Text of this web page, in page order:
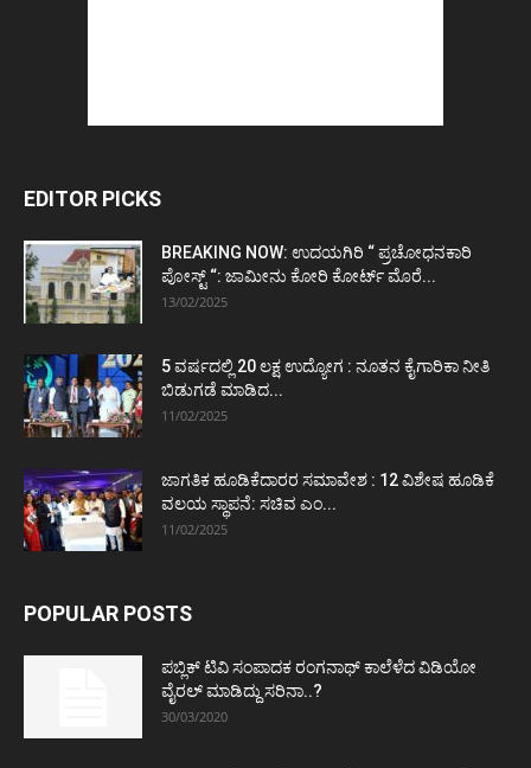
EDITOR PICKS
BREAKING NOW: ಉದಯಗಿರಿ “ ಪ್ರಚೋಧನಕಾರಿ
ಪೋಸ್ಟ್‌ “: ಜಾಮೀನು ಕೋರಿ ಕೋರ್ಟ್‌ ಮೊರೆ...
13/02/2025
5 ವರ್ಷದಲ್ಲಿ 20 ಲಕ್ಷ ಉದ್ಯೋಗ : ನೂತನ ಕೈಗಾರಿಕಾ ನೀತಿ
ಬಿಡುಗಡೆ ಮಾಡಿದ...
11/02/2025
ಜಾಗತಿಕ ಹೂಡಿಕೆದಾರರ ಸಮಾವೇಶ : 12 ವಿಶೇಷ ಹೂಡಿಕೆ
ವಲಯ ಸ್ಥಾಪನೆ: ಸಚಿವ ಎಂ...
11/02/2025
POPULAR POSTS
ಪಬ್ಲಿಕ್ ಟಿವಿ ಸಂಪಾದಕ ರಂಗನಾಥ್ ಕಾಲೆಳೆದ ವಿಡಿಯೋ
ವೈರಲ್ ಮಾಡಿದ್ದು ಸರಿನಾ..?
30/03/2020